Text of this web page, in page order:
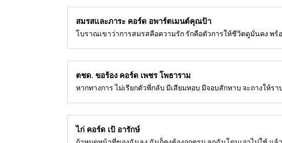
สมรสและภาระ คอร์ด อพาร์ตเมนต์คุณป้า
โบราณเขาว่าการสมรสคือความรัก รักคือตัวการให้ชีวิตดูมั่นคง พ
ตชด. ขอร้อง คอร์ด เพชร โพธาราม
หากทางการ ไม่เรียกตัวพี่กลับ มีเสียมหอบ มีจอบสักหาบ จะถางให้ร
ไก่ คอร์ด เป้ อารักษ์